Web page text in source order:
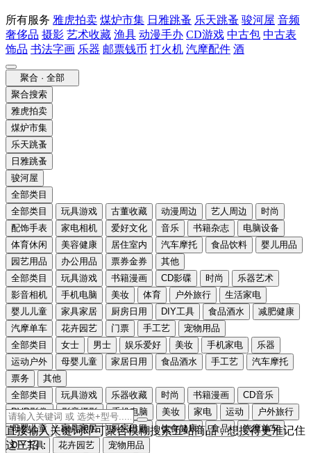
所有服务 雅虎拍卖 煤炉市集 日雅跳蚤 乐天跳蚤 骏河屋 音频
奢侈品 摄影 艺术收藏 渔具 动漫手办 CD游戏 中古包 中古表
饰品 书法字画 乐器 邮票钱币 打火机 汽摩配件 酒
聚合 · 全部
聚合搜索
雅虎拍卖
煤炉市集
乐天跳蚤
日雅跳蚤
骏河屋
全部类目
全部类目
玩具游戏 古董收藏 动漫周边 艺人周边
时尚
配饰手表
家电相机 爱好文化 音乐 书籍杂志
电脑设备
体育休闲
美容健康 居住室内 汽车摩托 食品饮料
婴儿用品
园艺用品
办公用品 票券金券
其他
全部类目
玩具游戏 书籍漫画 CD影碟 时尚
乐器艺术
影音相机
手机电脑 美妆 体育 户外旅行
生活家电
婴儿儿童
家具家居 厨房日用 DIY工具 食品酒水
减肥健康
汽摩单车
花卉园艺 门票 手工艺
宠物用品
全部类目
女士 男士 娱乐爱好 美妆 手机家电
乐器
运动户外
母婴儿童 家居日用 食品酒水 手工艺
汽车摩托
票务
其他
全部类目
玩具游戏 乐器收藏 时尚 书籍漫画
CD音乐
DVD影像
影音摄影 手机电脑 美妆 家电 运动
户外旅行
母婴儿童
家具家居 厨房日用 饮食健康 食品
汽摩单车
DIY工具
花卉园艺
宠物用品
直接输入关键词即可聚合模糊搜索五站商品，想搜得更准记住
这三招：